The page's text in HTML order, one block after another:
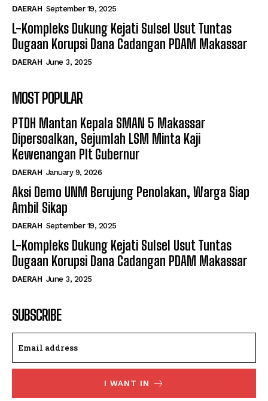
DAERAH September 19, 2025
L-Kompleks Dukung Kejati Sulsel Usut Tuntas
Dugaan Korupsi Dana Cadangan PDAM Makassar
DAERAH June 3, 2025
MOST POPULAR
PTDH Mantan Kepala SMAN 5 Makassar
Dipersoalkan, Sejumlah LSM Minta Kaji
Kewenangan Plt Gubernur
DAERAH January 9, 2026
Aksi Demo UNM Berujung Penolakan, Warga Siap
Ambil Sikap
DAERAH September 19, 2025
L-Kompleks Dukung Kejati Sulsel Usut Tuntas
Dugaan Korupsi Dana Cadangan PDAM Makassar
DAERAH June 3, 2025
SUBSCRIBE
I WANT IN